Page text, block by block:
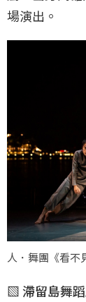
場演出。
人．舞團《看不
▧ 滯留島舞